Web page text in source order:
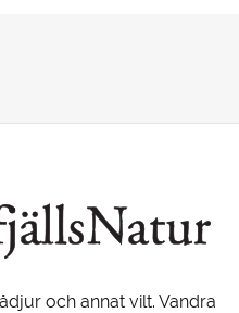
och annat vilt. Vandra